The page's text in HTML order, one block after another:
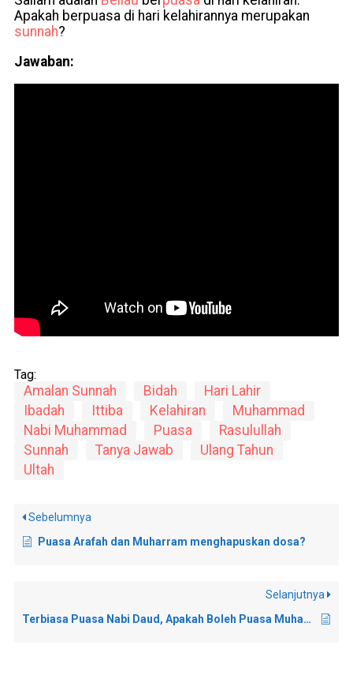
Apakah berpuasa di hari kelahirannya merupakan
sunnah?
Jawaban:
Tag:
Amalan Sunnah Bidah
Hari Lahir
Ibadah
Ittiba Kelahiran
Muhammad
Nabi Muhammad
Puasa
Rasulullah
Sunnah
Tanya Jawab
Ulang Tahun
Ultah
Sebelumnya
Puasa Arafah dan Muharram menghapuskan dosa?
Selanjutnya
Terbiasa Puasa Nabi Daud, Apakah Boleh Puasa Muharram?